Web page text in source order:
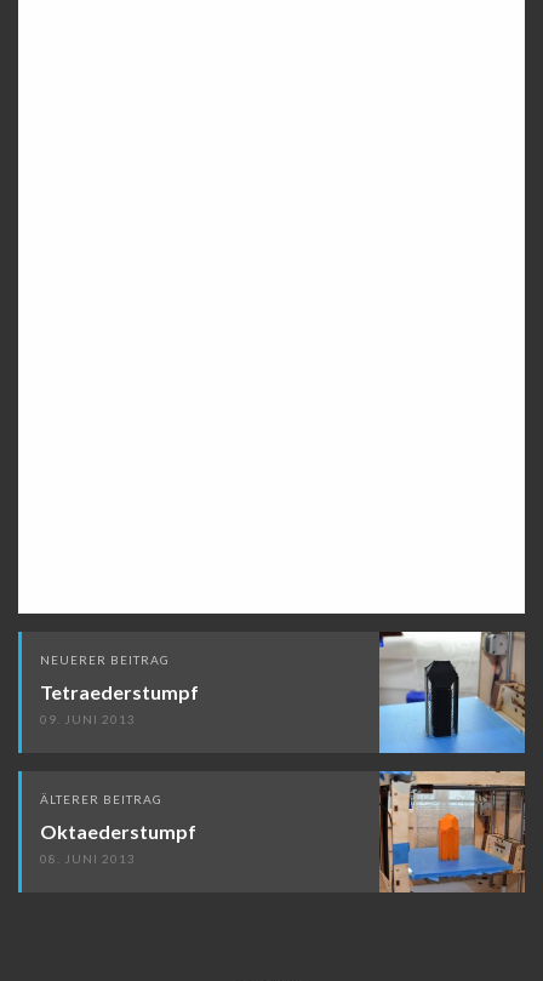
Beitragsnavigation
NEUERER BEITRAG
Tetraederstumpf
09. JUNI 2013
ÄLTERER BEITRAG
Oktaederstumpf
08. JUNI 2013